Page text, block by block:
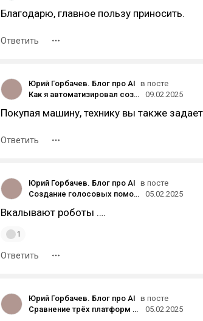
Благодарю, главное пользу приносить.
Ответить
Юрий Горбачев. Блог про AI в посте
Как я автоматизировал создание комиксов и что из этого можно вынести для бизнеса
09.02.2025
Покупая машину, технику вы также
Ответить
Юрий Горбачев. Блог про AI в посте
Создание голосовых помощников: обзор платформ (Dialogflow, Botpress, Rasa)
05.02.2025
Вкалывают роботы ….
1
Ответить
Юрий Горбачев. Блог про AI в посте
Сравнение трёх платформ для генерации текстовых описаний товаров
05.02.2025